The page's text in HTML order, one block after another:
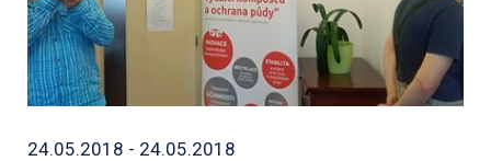
24.05.2018 - 24.05.2018